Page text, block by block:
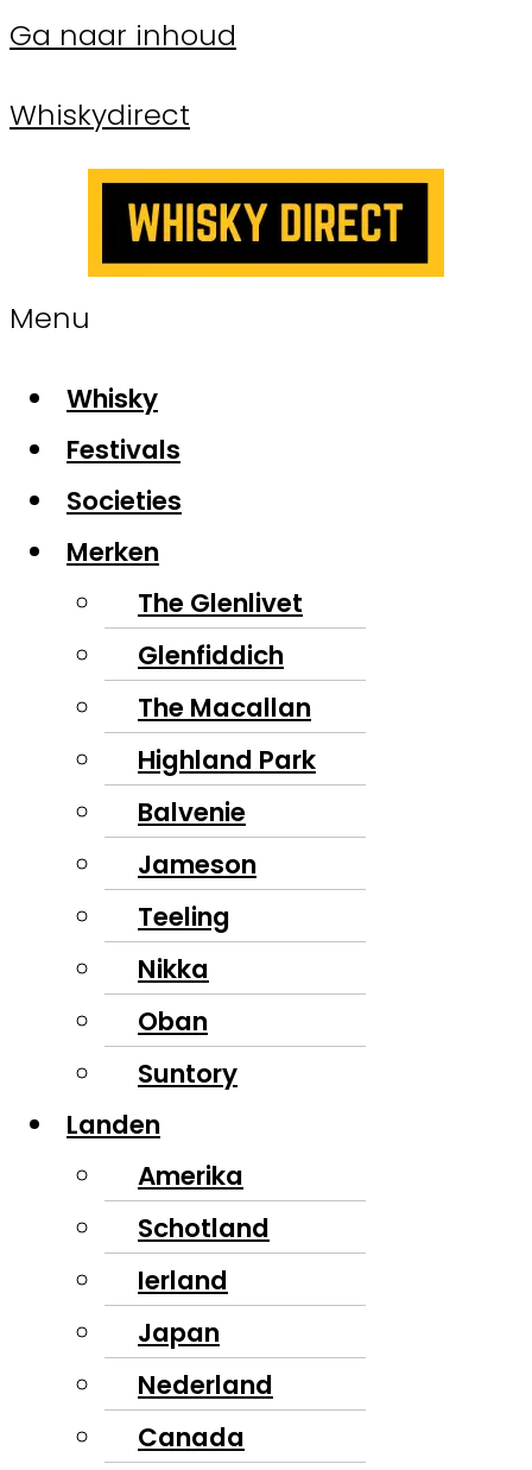
Ga naar inhoud
Whiskydirect
Menu
Whisky
Festivals
Societies
Merken
The Glenlivet
Glenfiddich
The Macallan
Highland Park
Balvenie
Jameson
Teeling
Nikka
Oban
Suntory
Landen
Amerika
Schotland
Ierland
Japan
Nederland
Canada